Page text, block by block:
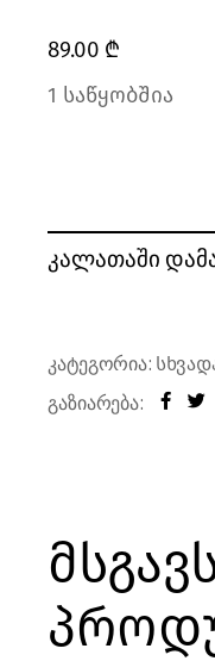
89.00 ₾
1 საწყობშია
კალათაში
კატეგორია:
გაზიარება: